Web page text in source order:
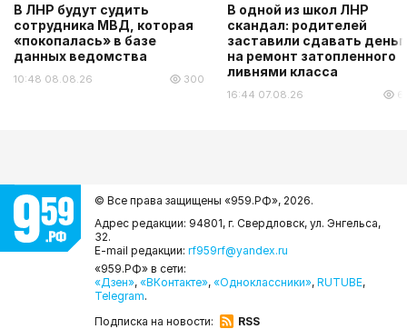
В ЛНР будут судить
сотрудника МВД, которая
«покопалась» в базе
данных ведомства
10:48 08.08.26 300
В одной из школ ЛНР
скандал: родителей
заставили сдавать
на ремонт затопленного
ливнями класса
16:44 07.08.26
© Все права защищены «959.РФ», 2026.
Адрес редакции: 94801, г. Свердловск, ул. Энгельса,
32.
E-mail редакции: rf959rf@yandex.ru
«959.РФ» в сети:
«Дзен», «ВКонтакте», «Одноклассники», RUTUBE,
Telegram.
Подписка на новости:
RSS